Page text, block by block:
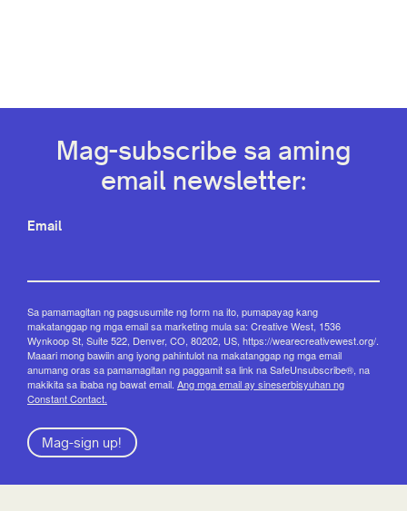
Mag-subscribe sa aming
email newsletter:
Email
Sa pamamagitan ng pagsusumite ng form na ito, pumapayag kang
makatanggap ng mga email sa marketing mula sa: Creative West, 1536
Wynkoop St, Suite 522, Denver, CO, 80202, US, https://wearecreativewest.org/.
Maaari mong bawiin ang iyong pahintulot na makatanggap ng mga email
anumang oras sa pamamagitan ng paggamit sa link na SafeUnsubscribe®, na
makikita sa ibaba ng bawat email. Ang mga email ay sineserbisyuhan ng
Constant Contact.
Mag-sign up!